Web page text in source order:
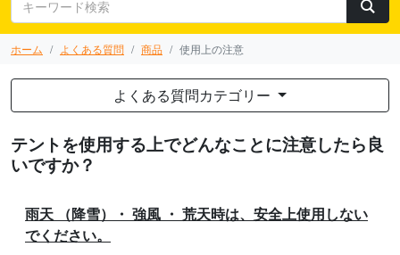
ホーム よくある質問 商品 使用上の注意
よくある質問カテゴリー
テントを使用する上でどんなことに注意したら良
いですか？
雨天 （降雪）・ 強風 ・ 荒天時は、安全上使用しない
でください。